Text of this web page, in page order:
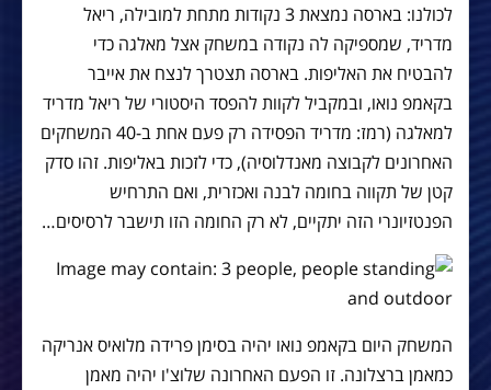
לכולנו: בארסה נמצאת 3 נקודות מתחת למובילה, ריאל
מדריד, שמספיקה לה נקודה במשחק אצל מאלגה כדי
להבטיח את האליפות. בארסה תצטרך לנצח את אייבר
בקאמפ נואו, ובמקביל לקוות להפסד היסטורי של ריאל מדריד
למאלגה (רמז: מדריד הפסידה רק פעם אחת ב-40 המשחקים
האחרונים לקבוצה מאנדלוסיה), כדי לזכות באליפות. זהו סדק
קטן של תקווה בחומה לבנה ואכזרית, ואם התרחיש
הפנטזיונרי הזה יתקיים, לא רק החומה הזו תישבר לרסיסים…
המשחק היום בקאמפ נואו יהיה בסימן פרידה מלואיס אנריקה
כמאמן ברצלונה. זו הפעם האחרונה שלוצ'ו יהיה מאמן